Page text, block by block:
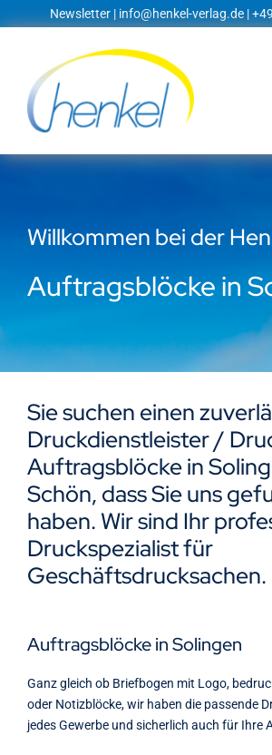
Inhalt
Newsletter | info@henkel-verlag.de |
Startseite
Techniklexikon
Kontakt
Willkommen bei der
Auftragsblöcke in
Sie suchen einen
Druckdienstleister /
Auftragsblöcke in
Schön, dass Sie uns
haben. Wir sind Ihr
Druckspezialist für
Geschäftsdrucksachen.
Auftragsblöcke in Solingen
Ganz gleich ob Briefbogen mit Logo,
oder Notizblöcke, wir haben die passende
jedes Gewerbe und sicherlich auch für Ihre